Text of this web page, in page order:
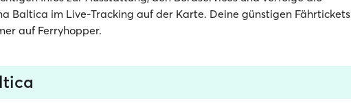
Baltica im Live-Tracking auf der Karte. Deine günstigen Fährtickets
auf Ferryhopper.